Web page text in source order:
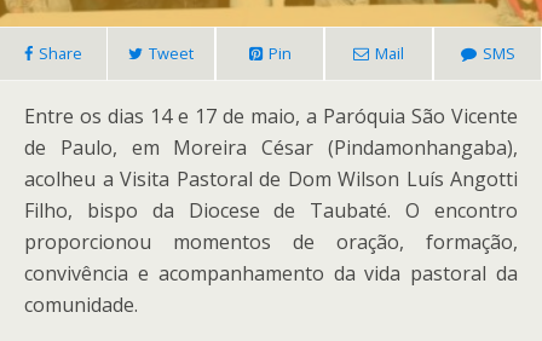
Share Tweet Pin Mail SMS
Entre os dias 14 e 17 de maio, a Paróquia São Vicente
de Paulo, em Moreira César (Pindamonhangaba),
acolheu a Visita Pastoral de Dom Wilson Luís Angotti
Filho, bispo da Diocese de Taubaté. O encontro
proporcionou momentos de oração, formação,
convivência e acompanhamento da vida pastoral da
comunidade.